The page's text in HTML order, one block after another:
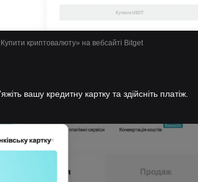
криптовалюту» на вебсайті Bitget
вашу кредитну картку та здійсніть платіж.